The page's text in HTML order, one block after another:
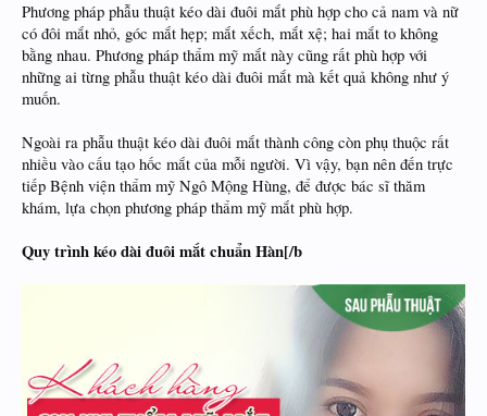
Phương pháp phẫu thuật kéo dài đuôi mắt phù hợp cho cả nam và nữ
có đôi mắt nhỏ, góc mắt hẹp; mắt xếch, mắt xệ; hai mắt to không
bằng nhau. Phương pháp thẩm mỹ mắt này cũng rất phù hợp với
những ai từng phẫu thuật kéo dài đuôi mắt mà kết quả không như ý
muốn.
Ngoài ra phẫu thuật kéo dài đuôi mắt thành công còn phụ thuộc rất
nhiều vào cấu tạo hốc mắt của mỗi người. Vì vậy, bạn nên đến trực
tiếp Bệnh viện thẩm mỹ Ngô Mộng Hùng, để được bác sĩ thăm
khám, lựa chọn phương pháp thẩm mỹ mắt phù hợp.
Quy trình kéo dài đuôi mắt chuẩn Hàn[/b